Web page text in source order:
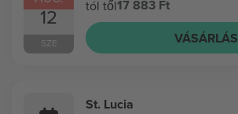
12
SZE
tól től17 883 Ft
VÁSÁRLÁS
St. Lucia